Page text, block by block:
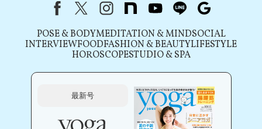
FacebookX（旧Twitter）
instagram
note youtubeline
POSE & BODYMEDITATION & MINDSOCIAL
INTERVIEWFOODFASHION & BEAUTYLIFESTYLE
HOROSCOPESTUDIO & SPA
最新号